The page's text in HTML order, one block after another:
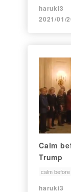
時00分
始？
military court
haruki3
2021/01/
Calm
Trump
calm
haruki3